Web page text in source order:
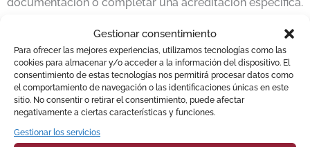
Gestionar consentimiento
Para ofrecer las mejores experiencias, utilizamos tecnologías como las
cookies para almacenar y/o acceder a la información del dispositivo. El
consentimiento de estas tecnologías nos permitirá procesar datos como
el comportamiento de navegación o las identificaciones únicas en este
sitio. No consentir o retirar el consentimiento, puede afectar
negativamente a ciertas características y funciones.
Gestionar los servicios
documentación o completar una acreditación específica.
Qué revisamos antes de solicitarlo
* Tipo de empresa, NIF, representante y cargo inscrito.
* Si corresponde certificado de administrador único,
solidario, persona jurídica u otro tipo.
* Si existe certificado anterior, renovación pendiente o
certificado caducado.
* Si hay código de solicitud, documentación previa o error